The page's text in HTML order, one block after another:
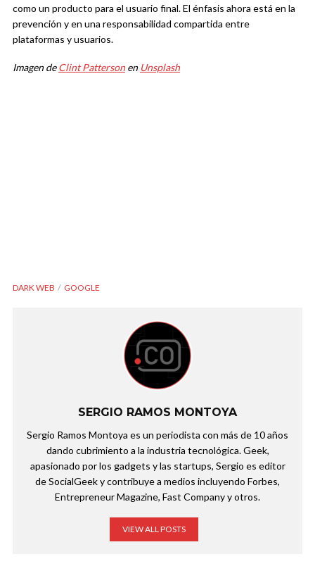
como un producto para el usuario final. El énfasis ahora está en la
prevención y en una responsabilidad compartida entre
plataformas y usuarios.
Imagen deClint Pattersonen Unsplash
DARK WEB GOOGLE
SERGIO RAMOS MONTOYA
Sergio Ramos Montoya es un periodista con más de 10 años
dando cubrimiento a la industria tecnológica. Geek,
apasionado por los gadgets y las startups, Sergio es editor
de SocialGeek y contribuye a medios incluyendo Forbes,
Entrepreneur Magazine, Fast Company y otros.
VIEW ALL POSTS